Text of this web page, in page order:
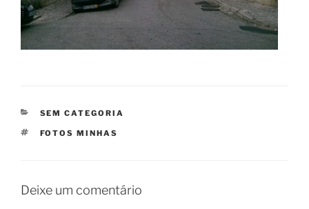
CATEGORIAS
SEM CATEGORIA
ETIQUETAS
FOTOS MINHAS
Deixe um comentário